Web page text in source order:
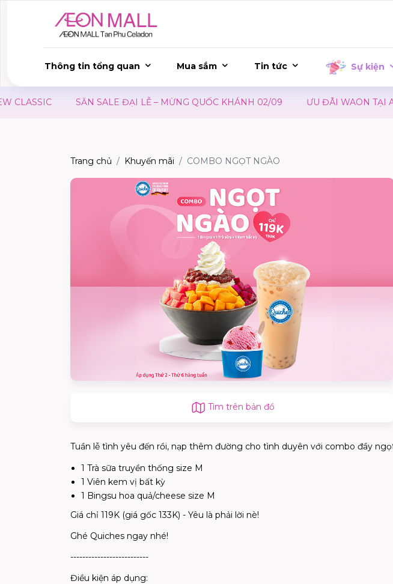
Thông tin tổng quan Mua sắm Tin tức Sự kiện
SĂN SALE ĐẠI LỄ – MỪNG QUỐC KHÁNH 02/09 ƯU ĐÃI WAON TẠI
Trang chủ Khuyến mãi COMBO NGỌT NGÀO
Tìm trên bản đồ
Tuần lễ tình yêu đến rồi, nạp thêm đường cho tình duyên với combo đầy
1 Trà sữa truyền thống size M
1 Viên kem vị bất kỳ
1 Bingsu hoa quả/cheese size M
Giá chỉ 119K (giá gốc 133K) - Yêu là phải lời nè!
Ghé Quiches ngay nhé!
--------------------------
Điều kiện áp dụng: